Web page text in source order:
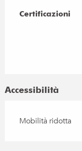
Certificazioni
Certificazioni
Accessibilità
Mobilità ridotta